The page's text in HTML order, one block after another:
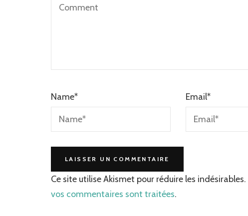
Name* Email*
Ce site utilise Akismet pour réduire les indésirables.
vos commentaires sont traitées.